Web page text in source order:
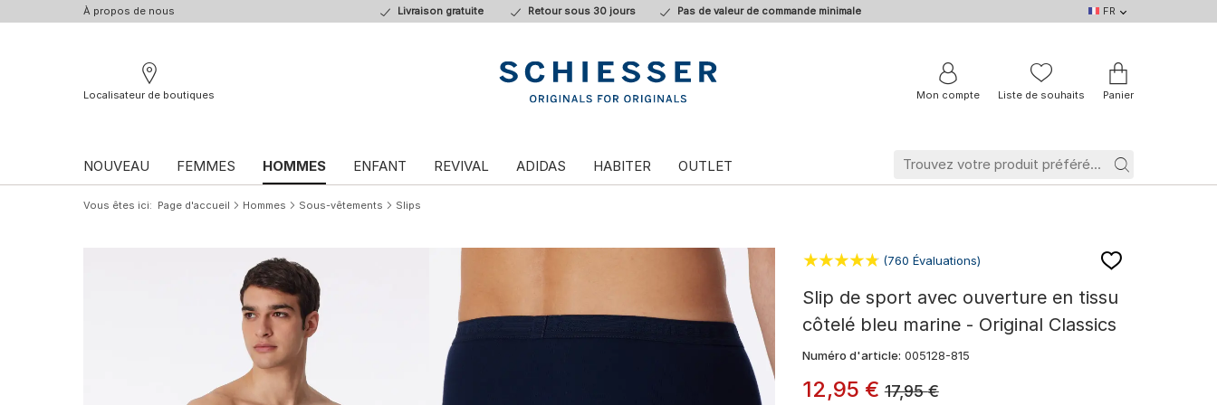
À propos de nous Livraison gratuite Retour sous 30 jours Pas de valeur de commande minimale
FR
DE
NL
BE
FR
Localisateur de boutiques Mon compte Liste de souhaits Panier
NOUVEAU FEMMES HOMMES ENFANT REVIVAL ADIDAS HABITER OUTLET
Vous êtes ici Page d'accueil Hommes Sous-vêtements Slips
(760 Évaluations)
Slip de sport avec ouverture en tissu
côtelé bleu marine - Original Classics
Numéro d'article: 005128-815
12,95 €17,95€